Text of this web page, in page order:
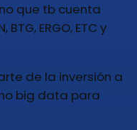
que tb cuenta
BTG, ERGO, ETC y
de la inversión a
big data para